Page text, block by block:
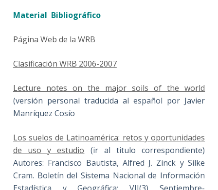
Material Bibliográfico
Página Web de la WRB
Clasificación WRB 2006-2007
Lecture notes on the major soils of the world
(versión personal traducida al español por Javier
Manríquez Cosío
Los suelos de Latinoamérica: retos y oportunidades
de uso y estudio (ir al titulo correspondiente)
Autores: Francisco Bautista, Alfred J. Zinck y Silke
Cram. Boletín del Sistema Nacional de Información